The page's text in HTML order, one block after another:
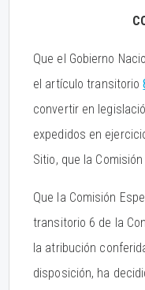
Que el Gobierno
el artículo transitorio
convertir en
expedidos en
Sitio, que la
Que la Comisión
transitorio 6 de la
la atribución
disposición, ha